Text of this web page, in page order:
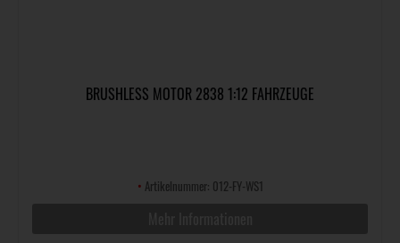
BRUSHLESS MOTOR 2838 1:12 FAHRZEUGE
• Artikelnummer: 012-FY-WS1